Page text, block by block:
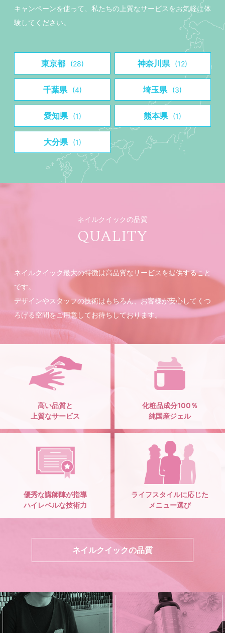
キャンペーンを使って、私たちの上質なサービスをお気軽に体
験してください。
東京都 (28) 神奈川県 (12)
千葉県 (4) 埼玉県 (3)
愛知県 (1) 熊本県 (1)
大分県 (1)
ネイルクイックの品質
QUALITY
ネイルクイック最大の特徴は高品質なサービスを提供すること
です。
デザインやスタッフの技術はもちろん、お客様が安心してくつ
ろげる空間をご用意してお待ちしております。
高い品質と
上質なサービス
化粧品成分100％
純国産ジェル
優秀な講師陣が指導
ハイレベルな技術力
ライフスタイルに応じた
メニュー選び
ネイルクイックの品質